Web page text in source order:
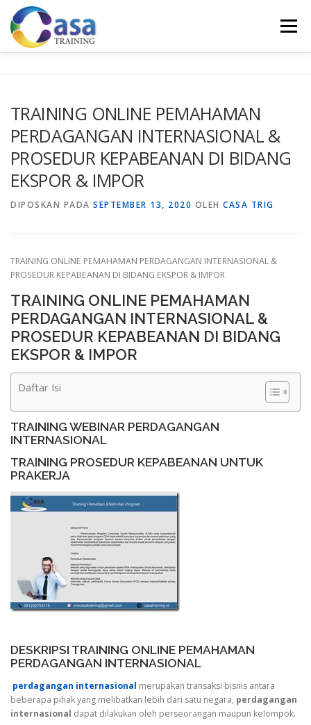
Lompat
konten
Menu
KONTAK KAMI SERTIFIKASI EVALUASI
TRAINING ONLINE PEMAHAMAN
PERDAGANGAN INTERNASIONAL &
PROSEDUR KEPABEANAN DI BIDANG
EKSPOR & IMPOR
DIPOSKAN PADA SEPTEMBER 13, 2020 OLEH CASA TRIG
TRAINING ONLINE PEMAHAMAN PERDAGANGAN INTERNASIONAL &
PROSEDUR KEPABEANAN DI BIDANG EKSPOR & IMPOR
TRAINING ONLINE PEMAHAMAN
PERDAGANGAN INTERNASIONAL &
PROSEDUR KEPABEANAN DI BIDANG
EKSPOR & IMPOR
Daftar Isi
TRAINING WEBINAR PERDAGANGAN
INTERNASIONAL
TRAINING PROSEDUR KEPABEANAN UNTUK
PRAKERJA
DESKRIPSI TRAINING ONLINE PEMAHAMAN
PERDAGANGAN INTERNASIONAL
perdagangan internasional merupakan transaksi bisnis antara
beberapa pihak yang melibatkan lebih dari satu negara, perdagangan
internasional dapat dilakukan oleh perseorangan maupun kelompok.